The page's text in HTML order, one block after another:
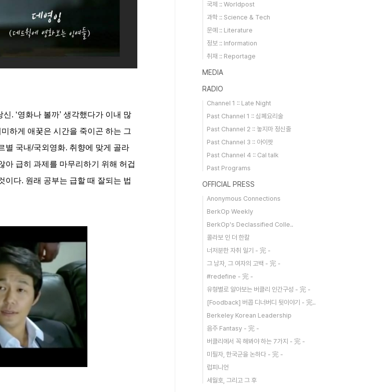
. ‘영화나 볼까’ 생각했다가 이내 많
하게 애꿎은 시간을 죽이곤 하는 그
별 국내/국외영화. 취향에 맞게 골라
아 급히 과제를 마무리하기 위해 허겁
이다. 원래 공부는 급할 때 잘되는 법
국제 :: Worldpost
과학 :: Science & Tech
문예 :: Literature
정보 :: Information
취재 :: Reportage
MEDIA
RADIO
Channel 1 :: Late Night
Past Channel 1 :: 심폐요리술
Past Channel 2 :: 놓지마 정신줄
Past Channel 3 :: 아이팟
Past Channel 4 :: Cal talk
Past Programs
OFFICIAL PRESS
Anonymous Connections
BerkOp Weekly
BerkOp's Declassified Colle..
콜라보 인 더 한칼
너저분한 자취 일기 - 完 -
그 남자, 그 여자의 고백 - 完 -
#redefine - 完 -
유형별로 알아보는 버클리 인간구성 - 完 -
[Foodback] 버콥 디너버디 뒷이야기 - 完..
Berkeley Korean Leadership
음주 Fantasy - 完 -
버클리에서 꼭 해봐야 하는 7가지 - 完 -
미필자, 한국군을 논하다 - 完 -
럽피니언
세월호, 그리고 그 후